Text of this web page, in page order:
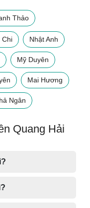
Thảo
Chi Nhật Anh
Mỹ Duyên
Mai Hương
Ngân
Quang Hải